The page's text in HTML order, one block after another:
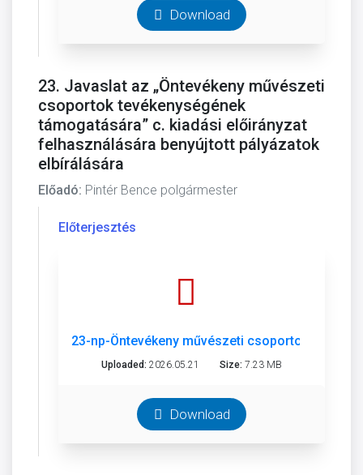
Download
23. Javaslat az „Öntevékeny művészeti
csoportok tevékenységének
támogatására” c. kiadási előirányzat
felhasználására benyújtott pályázatok
elbírálására
Előadó: Pintér Bence polgármester
Előterjesztés
23-np-Öntevékeny művészeti csoportok-
Uploaded: 2026.05.21 Size: 7.23 MB
Download